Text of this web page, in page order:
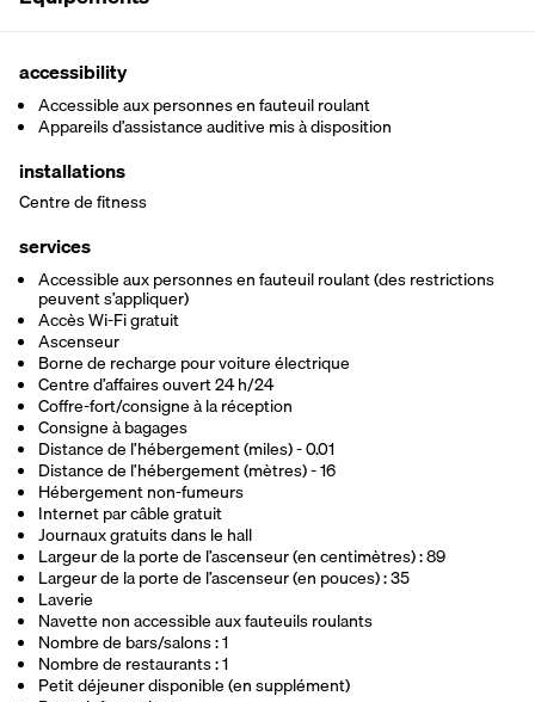
accessibility
Accessible aux personnes en fauteuil roulant
Appareils d’assistance auditive mis à disposition
installations
Centre de fitness
services
Accessible aux personnes en fauteuil roulant (des restrictions
peuvent s’appliquer)
Accès Wi-Fi gratuit
Ascenseur
Borne de recharge pour voiture électrique
Centre d’affaires ouvert 24 h/24
Coffre-fort/consigne à la réception
Consigne à bagages
Distance de l’hébergement (miles) - 0.01
Distance de l’hébergement (mètres) - 16
Hébergement non-fumeurs
Internet par câble gratuit
Journaux gratuits dans le hall
Largeur de la porte de l’ascenseur (en centimètres) : 89
Largeur de la porte de l’ascenseur (en pouces) : 35
Laverie
Navette non accessible aux fauteuils roulants
Nombre de bars/salons : 1
Nombre de restaurants : 1
Petit déjeuner disponible (en supplément)